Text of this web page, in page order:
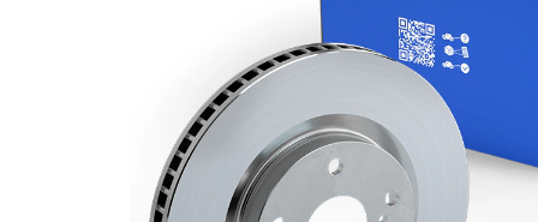
20 mm
pistoane
Diametru
exterior
270 mm
Numar
gauri
4